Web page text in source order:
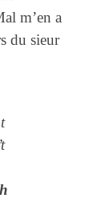
m’en a
du sieur